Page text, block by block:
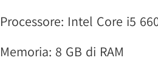
Processore: Intel Core i5
Memoria: 8 GB di RAM